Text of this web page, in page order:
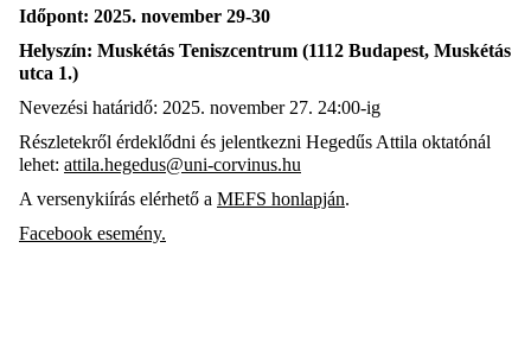
Időpont: 2025. november 29-30
Helyszín: Muskétás Teniszcentrum (1112 Budapest, Muskétás
utca 1.)
Nevezési határidő: 2025. november27. 24:00-ig
Részletekről érdeklődni és jelentkezni Hegedűs Attila oktatónál
lehet: attila.hegedus@uni-corvinus.hu
A versenykiírás elérhető a MEFS honlapján.
Facebook esemény.